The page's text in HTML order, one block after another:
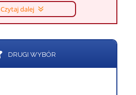
Czytaj dalej
DRUGI WYBÓR